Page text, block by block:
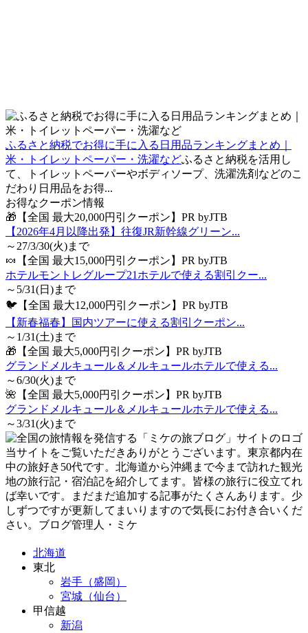
ふるさと納税でお得に手に入る日用品ランキングまとめ｜
米・トイレットペーパー・洗濯などふるさと納税を活用し
て、トイレットペーパーやボディソープ、洗濯洗剤などのこ
だわり日用品をお得...
お得なクーポン情報
🎁【全国 最大20,000円引クーポン】PR byJTB
【2026年4月以降出発】往復JR新幹線グリーン...
～27/3/30(火)まで
🍬【全国 最大15,000円引クーポン】PR byJTB
ホテルモントレグループ21ホテルで使える割引クー...
～5/31(日)まで
🐦【全国 最大12,000円引クーポン】PR byJTB
【新春福春】国内ツアーに使える割引クーポン...
～1/31(土)まで
🎁【全国 最大5,000円引クーポン】PR byJTB
グランドメルキュール＆メルキュールホテルで使える...
～6/30(火)まで
🌺【全国 最大5,000円引クーポン】PR byJTB
グランドメルキュール＆メルキュールホテルで使える...
～3/31(火)まで
当サイトをご覧いただきありがとうございます。東京都内在
中の旅好き50代です。北海道から沖縄まで今まで訪れた観光
地の旅行記・宿泊記を紹介してます。皆様の旅行に役立てれ
ば幸いです。まだまだ追加する記事がたくさんあります。少
しずつですが更新してまいりますので気長にお付き合いくだ
さい。ブログ管理人・ミケ
北海道
東北
岩手（盛岡）
宮城（仙台）
甲信越
新潟